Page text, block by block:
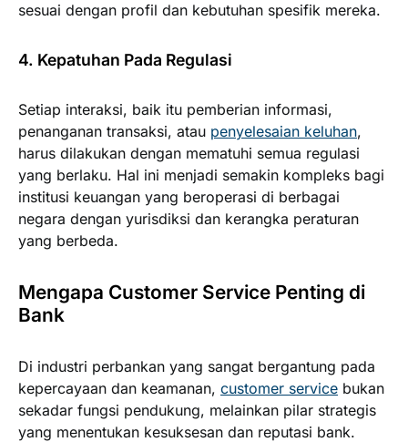
sesuai dengan profil dan kebutuhan spesifik mereka.
4. Kepatuhan Pada Regulasi
Setiap interaksi, baik itu pemberian informasi,
penanganan transaksi, atau penyelesaian keluhan,
harus dilakukan dengan mematuhi semua regulasi
yang berlaku. Hal ini menjadi semakin kompleks bagi
institusi keuangan yang beroperasi di berbagai
negara dengan yurisdiksi dan kerangka peraturan
yang berbeda.
Mengapa Customer Service Penting di
Bank
Di industri perbankan yang sangat bergantung pada
kepercayaan dan keamanan, customer service bukan
sekadar fungsi pendukung, melainkan pilar strategis
yang menentukan kesuksesan dan reputasi bank.